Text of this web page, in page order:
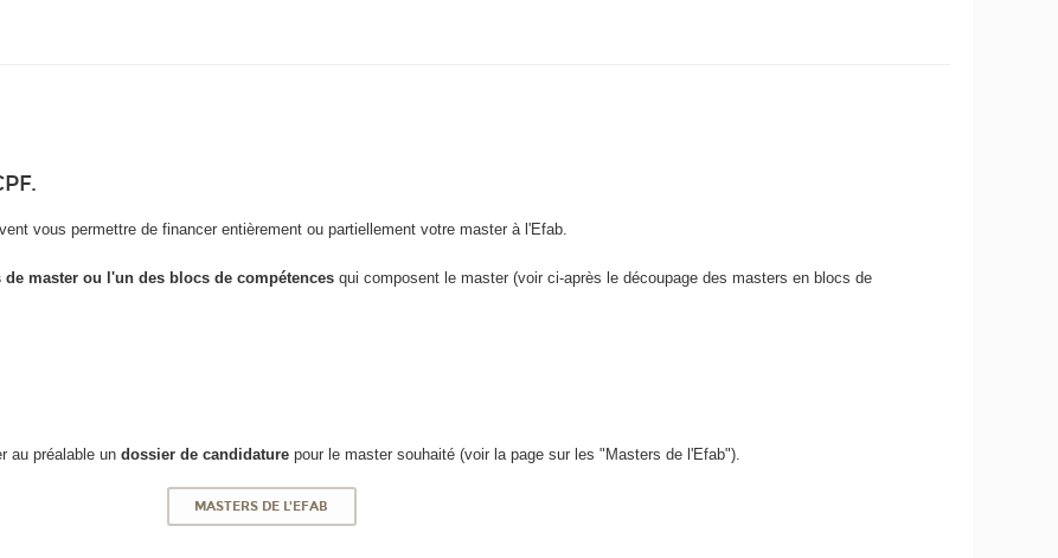
vous permettre de financer entièrement ou partiellement votre master à l'Efab.
de master ou l'un des blocs de compétences qui composent le master (voir ci-après le découpage des masters en blocs de
au préalable undossier de candidature pour le master souhaité (voir la page sur les "Masters de l'Efab").
MASTERS DE L'EFAB